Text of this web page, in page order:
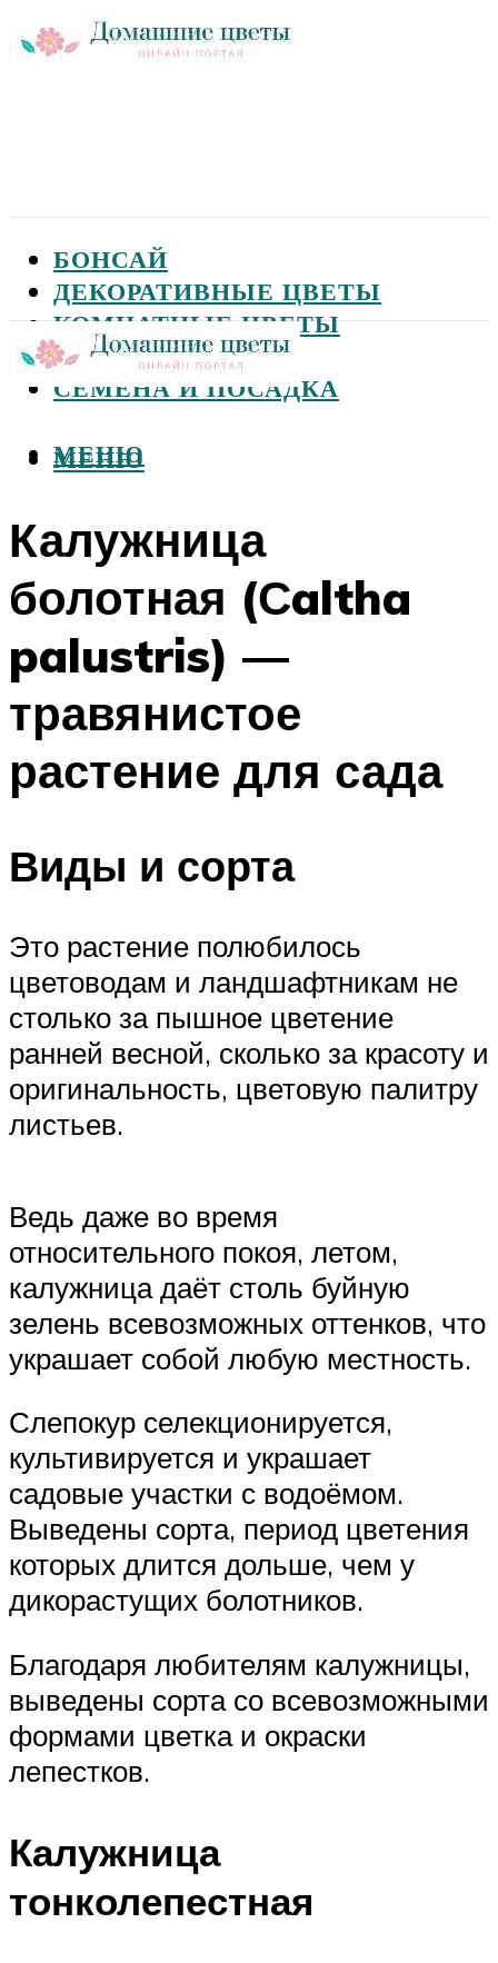
БОНСАЙ
ДЕКОРАТИВНЫЕ ЦВЕТЫ
КОМНАТНЫЕ ЦВЕТЫ
САДОВЫЕ ЦВЕТЫ
СЕМЕНА И ПОСАДКА
МЕНЮ
МЕНЮ
Калужница
болотная (Сaltha
palustris) —
травянистое
растение для сада
Виды и сорта
Это растение полюбилось
цветоводам и ландшафтникам не
столько за пышное цветение
ранней весной, сколько за красоту и
оригинальность, цветовую палитру
листьев.
Ведь даже во время
относительного покоя, летом,
калужница даёт столь буйную
зелень всевозможных оттенков, что
украшает собой любую местность.
Слепокур селекционируется,
культивируется и украшает
садовые участки с водоёмом.
Выведены сорта, период цветения
которых длится дольше, чем у
дикорастущих болотников.
Благодаря любителям калужницы,
выведены сорта со всевозможными
формами цветка и окраски
лепестков.
Калужница
тонколепестная